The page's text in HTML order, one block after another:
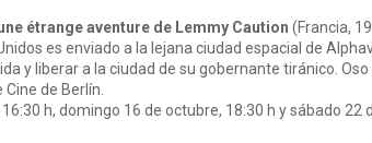
étrange aventure de Lemmy Caution (Francia,
es enviado a la lejana ciudad espacial de
y liberar a la ciudad de su gobernante tiránico. Oso
de Berlín.
16:30 h, domingo 16 de octubre, 18:30 h y sábado 22